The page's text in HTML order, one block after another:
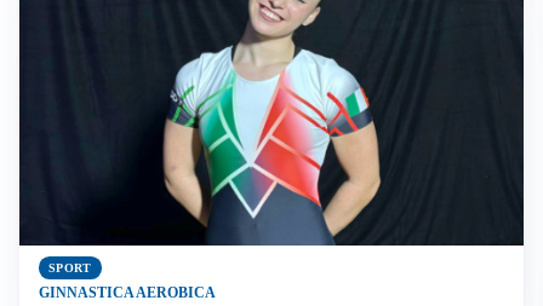
SPORT
GINNASTICA AEROBICA